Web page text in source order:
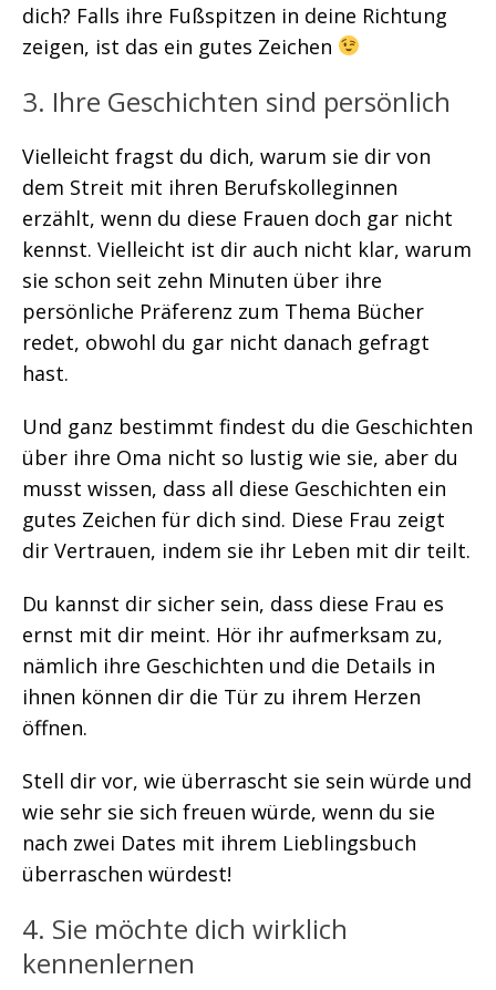
dich? Falls ihre Fußspitzen in deine Richtung
zeigen, ist das ein gutes Zeichen
3. Ihre Geschichten sind persönlich
Vielleicht fragst du dich, warum sie dir von
dem Streit mit ihren Berufskolleginnen
erzählt, wenn du diese Frauen doch gar nicht
kennst. Vielleicht ist dir auch nicht klar, warum
sie schon seit zehn Minuten über ihre
persönliche Präferenz zum Thema Bücher
redet, obwohl du gar nicht danach gefragt
hast.
Und ganz bestimmt findest du die Geschichten
über ihre Oma nicht so lustig wie sie, aber du
musst wissen, dass all diese Geschichten ein
gutes Zeichen für dich sind. Diese Frau zeigt
dir Vertrauen, indem sie ihr Leben mit dir teilt.
Du kannst dir sicher sein, dass diese Frau es
ernst mit dir meint. Hör ihr aufmerksam zu,
nämlich ihre Geschichten und die Details in
ihnen können dir die Tür zu ihrem Herzen
öffnen.
Stell dir vor, wie überrascht sie sein würde und
wie sehr sie sich freuen würde, wenn du sie
nach zwei Dates mit ihrem Lieblingsbuch
überraschen würdest!
4. Sie möchte dich wirklich
kennenlernen